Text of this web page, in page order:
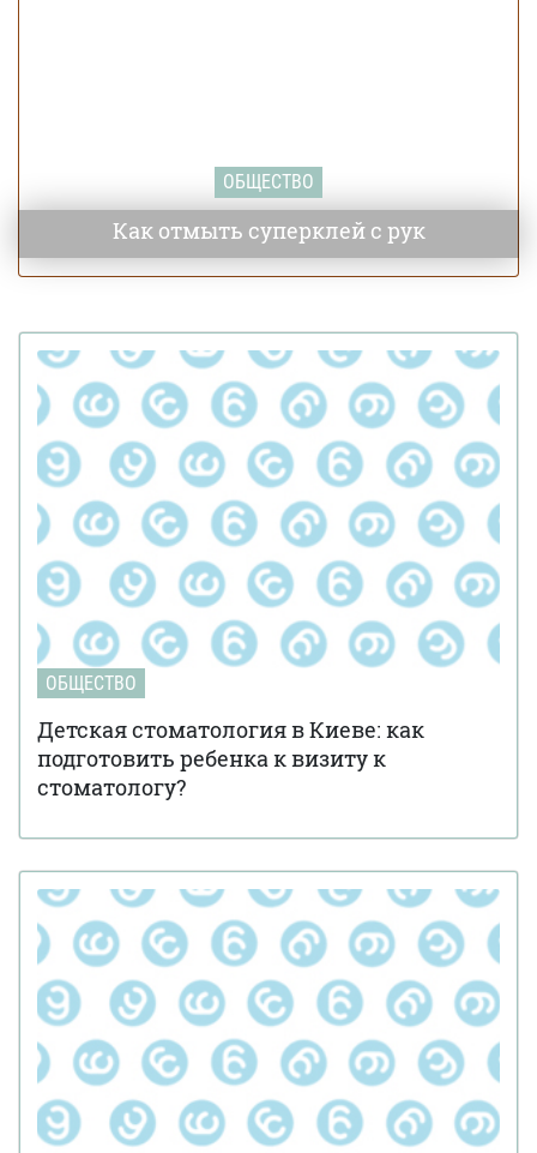
ОБЩЕСТВО
Как отмыть суперклей с рук
ОБЩЕСТВО
Детская стоматология в Киеве: как
подготовить ребенка к визиту к
стоматологу?